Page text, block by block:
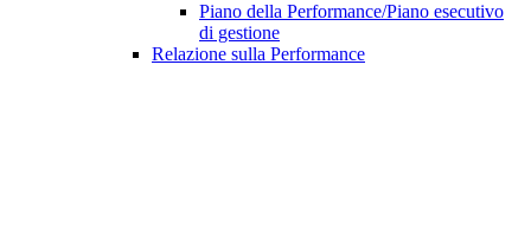
Piano della Performance/Piano esecutivo
di gestione
Relazione sulla Performance